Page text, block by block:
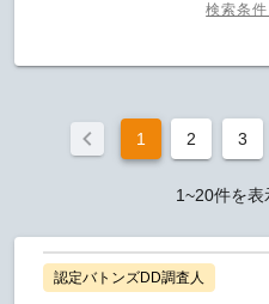
検索条
1 2 3
1~20件を
認定バトンズDD調査人